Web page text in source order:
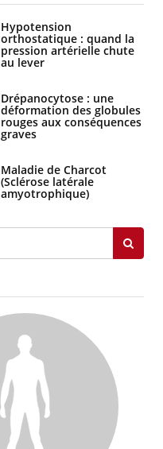
Hypotension
orthostatique : quand la
pression artérielle chute
au lever
Drépanocytose : une
déformation des globules
rouges aux conséquences
graves
Maladie de Charcot
(Sclérose latérale
amyotrophique)